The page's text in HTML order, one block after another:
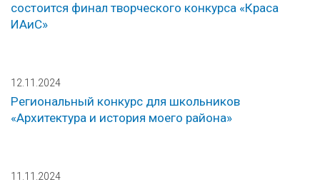
состоится финал творческого конкурса «Краса
ИАиС»
12.11.2024
Региональный конкурс для школьников
«Архитектура и история моего района»
11.11.2024